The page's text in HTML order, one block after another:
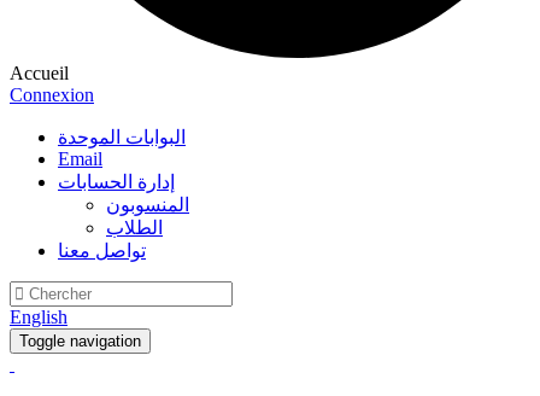
Accueil
Connexion
البوابات الموحدة
Email
إدارة الحسابات
المنسوبون
الطلاب
تواصل معنا
English
Toggle navigation